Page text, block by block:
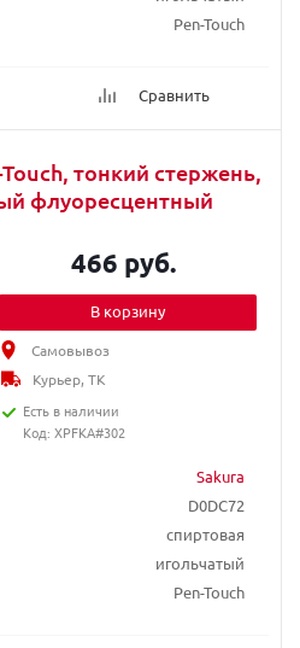
Pen-Touch
Сравнить
тонкий стержень,
флуоресцентный
Sakura
D0DC72
спиртовая
игольчатый
Pen-Touch
466 руб.
В корзину
Самовывоз
Курьер, ТК
Есть в наличии
Код: XPFKA#302